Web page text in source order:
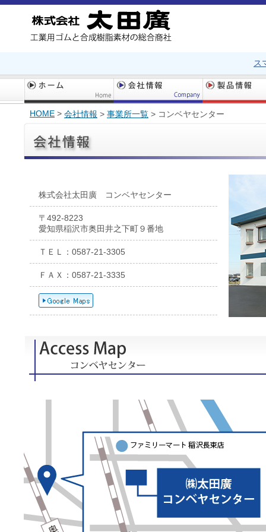
ス
HOME > 会社情報 > 事業所一覧 > コンベヤセンター
株式会社太田廣 コンベヤセンター
〒492-8223
愛知県稲沢市奥田井之下町９番地
ＴＥＬ：0587-21-3305
ＦＡＸ：0587-21-3335